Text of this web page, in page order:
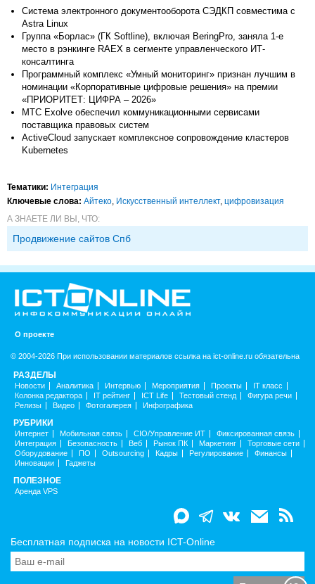
Система электронного документооборота СЭДКП совместима с
Astra Linux
Группа «Борлас» (ГК Softline), включая BeringPro, заняла 1-е
место в рэнкинге RAEX в сегменте управленческого ИТ-
консалтинга
Программный комплекс «Умный мониторинг» признан лучшим в
номинации «Корпоративные цифровые решения» на премии
«ПРИОРИТЕТ: ЦИФРА – 2026»
МТС Exolve обеспечил коммуникационными сервисами
поставщика правовых систем
ActiveCloud запускает комплексное сопровождение кластеров
Kubernetes
Тематики: Интеграция
Ключевые слова: Айтеко, Искусственный интеллект, цифровизация
А ЗНАЕТЕ ЛИ ВЫ, ЧТО:
Продвижение сайтов Спб
О проекте
© 2004-2026 При использовании материалов ссылка на ict-online.ru обязательна
РАЗДЕЛЫ
Новости Аналитика Интервью Мероприятия Проекты
IT класс
Колонка редактора
IT рейтинг ICT Life Тестовый стенд
Фигура речи
Релизы
Видео Фотогалерея Инфографика
РУБРИКИ
Интернет Мобильная связь CIO/Управление ИТ
Фиксированная связь
Интеграция
Безопасность Веб Рынок ПК Маркетинг
Торговые сети
Оборудование
ПО Outsourcing Кадры Регулирование
Финансы
Инновации
Гаджеты
ПОЛЕЗНОЕ
Аренда VPS
Бесплатная подписка на новости ICT-Online